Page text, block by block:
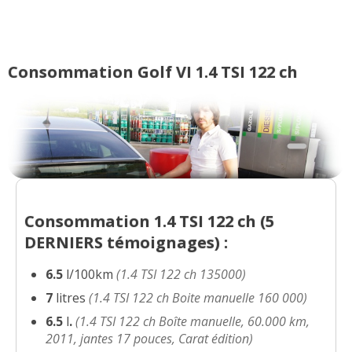
Confortline/DSG(2 )
10/20 1.4 TSI 122 ch DSG 2009(0 )
16/20
1.4 TSI 122 ch Boite DSG7 modele 2010
(3 )
17/20
1.4 TSI 122 ch Série style aucune
option supp(0 )
1.4 TSI 122 ch Golf VI Manuelle
166000km 2009 (1 )
10/20 1.4 TSI 122 ch 10km, 2011, Rline
Consommation Golf VI 1.4 TSI 122 ch
Consommation 1.4 TSI 122 ch (5
DERNIERS témoignages) :
6.5 l/100km(1.4 TSI 122 ch 135000)
7 litres(1.4 TSI 122 ch Boite manuelle 160 000)
6.5 l. (1.4 TSI 122 ch Boîte manuelle, 60.000 km,
2011, jantes 17 pouces, Carat édition)